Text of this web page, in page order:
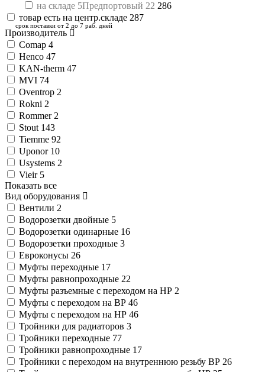
на складе 5Предпортовый 22 286
товар есть на центр.складе 287
срок поставки от 2 до 7 раб. дней
Производитель
Comap 4
Henco 47
KAN-therm 47
MVI 74
Oventrop 2
Rokni 2
Rommer 2
Stout 143
Tiemme 92
Uponor 10
Usystems 2
Vieir 5
Показать все
Вид оборудования
Вентили 2
Водорозетки двойные 5
Водорозетки одинарные 16
Водорозетки проходные 3
Евроконусы 26
Муфты переходные 17
Муфты равнопроходные 22
Муфты разъемные с переходом на НР 2
Муфты с переходом на ВР 46
Муфты с переходом на НР 46
Тройники для радиаторов 3
Тройники переходные 77
Тройники равнопроходные 17
Тройники с переходом на внутреннюю резьбу ВР 26